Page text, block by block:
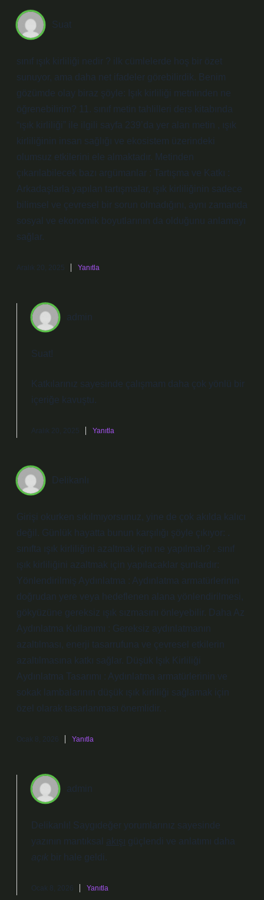
Suat
sınıf ışık kirliliği nedir ? ilk cümlelerde hoş bir özet
sunuyor, ama daha net ifadeler görebilirdik. Benim
gözümde olay biraz şöyle: Işık kirliliği metninden ne
öğrenebilirim? 11. sınıf metin tahlilleri ders kitabında
“ışık kirliliği” ile ilgili sayfa 239’da yer alan metin , ışık
kirliliğinin insan sağlığı ve ekosistem üzerindeki
olumsuz etkilerini ele almaktadır. Metinden
çıkarılabilecek bazı argümanlar : Tartışma ve Katkı :
Arkadaşlarla yapılan tartışmalar, ışık kirliliğinin sadece
bilimsel ve çevresel bir sorun olmadığını, aynı zamanda
sosyal ve ekonomik boyutlarının da olduğunu anlamayı
sağlar.
Aralık 20, 2025 Yanıtla
admin
Suat!
Katkılarınız sayesinde çalışmam daha çok yönlü
bir
içeriğe kavuştu.
Aralık 20, 2025 Yanıtla
Delikanlı
Girişi okurken sıkılmıyorsunuz, yine de çok akılda kalıcı
değil. Günlük hayatta bunun karşılığı şöyle çıkıyor: .
sınıfta ışık kirliliğini azaltmak için ne yapılmalı? . sınıf
ışık kirliliğini azaltmak için yapılacaklar şunlardır:
Yönlendirilmiş Aydınlatma : Aydınlatma armatürlerinin
doğrudan yere veya hedeflenen alana yönlendirilmesi,
gökyüzüne gereksiz ışık sızmasını önleyebilir. Daha Az
Aydınlatma Kullanımı : Gereksiz aydınlatmanın
azaltılması, enerji tasarrufuna ve çevresel etkilerin
azaltılmasına katkı sağlar. Düşük Işık Kirliliği
Aydınlatma Tasarımı : Aydınlatma armatürlerinin ve
sokak lambalarının düşük ışık kirliliği sağlamak için
özel olarak tasarlanması önemlidir. .
Ocak 8, 2026 Yanıtla
admin
Delikanlı! Saygıdeğer yorumlarınız sayesinde
yazının mantıksal akışı güçlendi ve anlatımı daha
açık bir hale geldi.
Ocak 8, 2026 Yanıtla